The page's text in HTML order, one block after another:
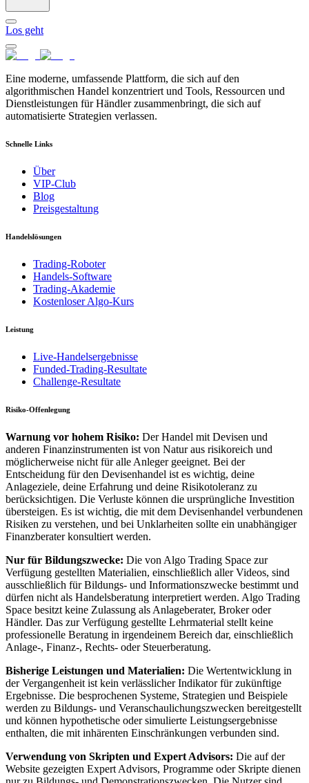
Los geht
Eine moderne, umfassende Plattform, die sich auf den
algorithmischen Handel konzentriert und Tools, Ressourcen und
Dienstleistungen für Händler zusammenbringt, die sich auf
automatisierte Strategien verlassen.
Schnelle Links
Über
VIP-Club
Blog
Preisgestaltung
Handelslösungen
Trading-Roboter
Handels-Software
Trading-Akademie
Kostenloser Algo-Kurs
Leistung
Live-Handelsergebnisse
Funded-Trading-Resultate
Challenge-Resultate
Risiko-Offenlegung
Warnung vor hohem Risiko: Der Handel mit Devisen und
anderen Finanzinstrumenten ist von Natur aus risikoreich und
möglicherweise nicht für alle Anleger geeignet. Bei der
Entscheidung für den Devisenhandel ist es wichtig, deine
Anlageziele, deine Erfahrung und deine Risikotoleranz zu
berücksichtigen. Die Verluste können die ursprüngliche Investition
übersteigen. Es ist wichtig, die mit dem Devisenhandel verbundenen
Risiken zu verstehen, und bei Unklarheiten sollte ein unabhängiger
Finanzberater konsultiert werden.
Nur für Bildungszwecke: Die von Algo Trading Space zur
Verfügung gestellten Materialien, einschließlich aller Videos, sind
ausschließlich für Bildungs- und Informationszwecke bestimmt und
dürfen nicht als Handelsberatung interpretiert werden. Algo Trading
Space besitzt keine Zulassung als Anlageberater, Broker oder
Händler. Das zur Verfügung gestellte Lehrmaterial stellt keine
professionelle Beratung in irgendeinem Bereich dar, einschließlich
Anlage-, Finanz-, Rechts- oder Steuerberatung.
Bisherige Leistungen und Materialien: Die Wertentwicklung in
der Vergangenheit ist kein verlässlicher Indikator für zukünftige
Ergebnisse. Die besprochenen Systeme, Strategien und Beispiele
werden zu Bildungs- und Veranschaulichungszwecken bereitgestellt
und können hypothetische oder simulierte Leistungsergebnisse
enthalten, die mit inhärenten Einschränkungen verbunden sind.
Verwendung von Skripten und Expert Advisors: Die auf der
Website gezeigten Expert Advisors, Programme oder Skripte dienen